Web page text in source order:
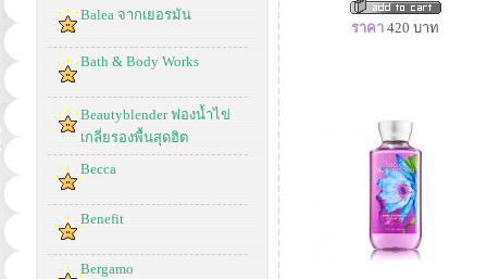
Balea จากเยอรมัน
Bath & Body Works
Beautyblender ฟองน้ำไข่
เกลี่ยรองพื้นสุดฮิต
Becca
Benefit
Bergamo
ราคา 420 บาท